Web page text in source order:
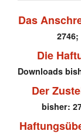
Das
Die
Downloads
Der
bisher: